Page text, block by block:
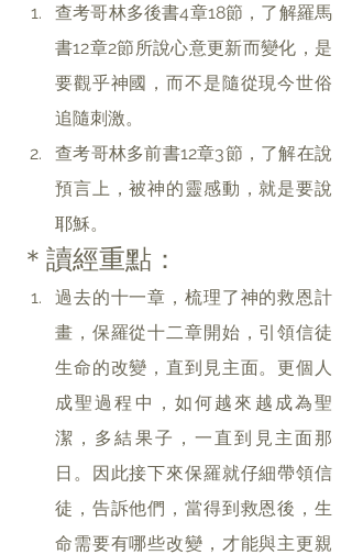
查考哥林多後書4章18節，了解羅馬
書12章2節所說心意更新而變化，是
要觀乎神國，而不是隨從現今世俗
追隨刺激。
查考哥林多前書12章3節，了解在說
預言上，被神的靈感動，就是要說
耶穌。
＊讀經重點：
過去的十一章，梳理了神的救恩計
畫，保羅從十二章開始，引領信徒
生命的改變，直到見主面。更個人
成聖過程中，如何越來越成為聖
潔，多結果子，一直到見主面那
日。因此接下來保羅就仔細帶領信
徒，告訴他們，當得到救恩後，生
命需要有哪些改變，才能與主更親